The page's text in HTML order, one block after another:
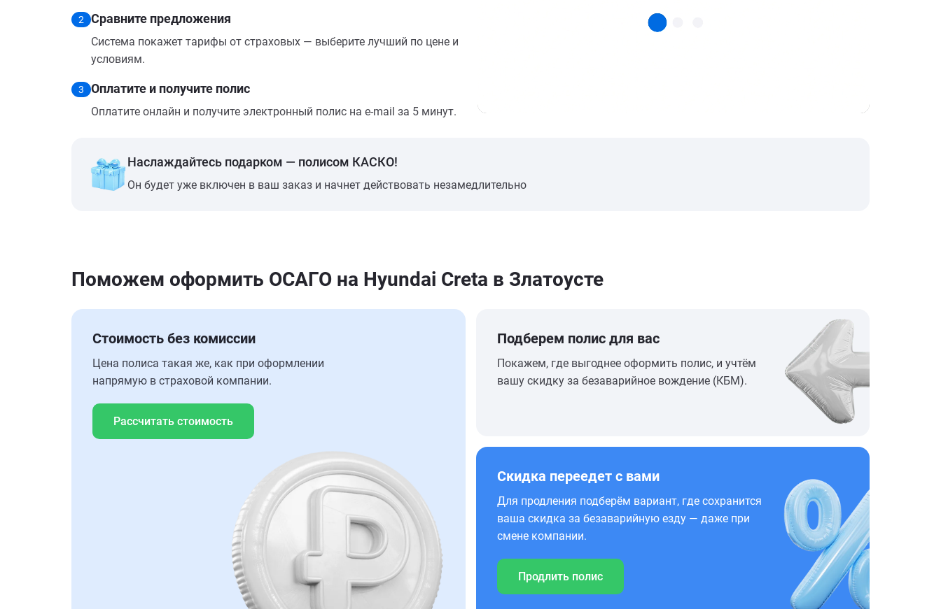
2 Сравните предложения
Система покажет тарифы от страховых — выберите лучший по цене и
условиям.
3 Оплатите и получите полис
Оплатите онлайн и получите электронный полис на e-mail за 5 минут.
Наслаждайтесь подарком — полисом КАСКО!
Он будет уже включен в ваш заказ и начнет действовать незамедлительно
Поможем оформить ОСАГО на Hyundai Creta в Златоусте
Стоимость без комиссии
Цена полиса такая же, как при оформлении
напрямую в страховой компании.
Рассчитать стоимость
Подберем полис для вас
Покажем, где выгоднее оформить полис, и учтём
вашу скидку за безаварийное вождение (КБМ).
Скидка переедет с вами
Для продления подберём вариант, где сохранится
ваша скидка за безаварийную езду — даже при
смене компании.
Продлить полис